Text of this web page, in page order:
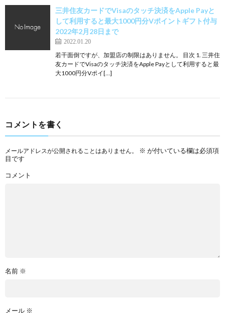
三井住友カードでVisaのタッチ決済をApple Payと
して利用すると最大1000円分Vポイントギフト付与
2022年2月28日まで
2022.01.20
若干面倒ですが、加盟店の制限はありません。 目次 1. 三井住
友カードでVisaのタッチ決済をApple Payとして利用すると最
大1000円分Vポイ[…]
コメントを書く
メールアドレスが公開されることはありません。 ※ が付いている欄は必須項
目です
コメント
名前 ※
メール ※